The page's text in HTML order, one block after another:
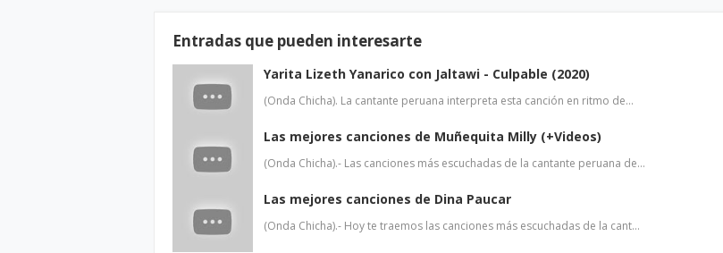
Entradas que pueden interesarte
Yarita Lizeth Yanarico con Jaltawi - Culpable (2020)
(Onda Chicha). La cantante peruana interpreta esta canción en ritmo de…
Las mejores canciones de Muñequita Milly (+Videos)
(Onda Chicha).- Las canciones más escuchadas de la cantante peruana de…
Las mejores canciones de Dina Paucar
(Onda Chicha).- Hoy te traemos las canciones más escuchadas de la cant…